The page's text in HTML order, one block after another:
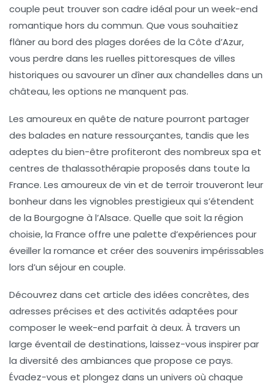
couple peut trouver son cadre idéal pour un week-end
romantique hors du commun. Que vous souhaitiez
flâner au bord des plages dorées de la Côte d’Azur,
vous perdre dans les ruelles pittoresques de villes
historiques ou savourer un dîner aux chandelles dans un
château, les options ne manquent pas.
Les amoureux en quête de nature pourront partager
des balades en nature ressourçantes, tandis que les
adeptes du bien-être profiteront des nombreuxspa et
centres de thalassothérapie proposés dans toute la
France. Les amoureux de vin et de terroir trouveront leur
bonheur dans les vignobles prestigieux qui s’étendent
de la Bourgogne à l’Alsace. Quelle que soit la région
choisie, la France offre une palette d’expériences pour
éveiller la romance et créer des souvenirs impérissables
lors d’un séjour en couple.
Découvrez dans cet article des idées concrètes, des
adresses précises et des activités adaptées pour
composer le week-end parfait à deux. À travers un
large éventail de destinations, laissez-vous inspirer par
la diversité des ambiances que propose ce pays.
Évadez-vous et plongez dans un univers où chaque